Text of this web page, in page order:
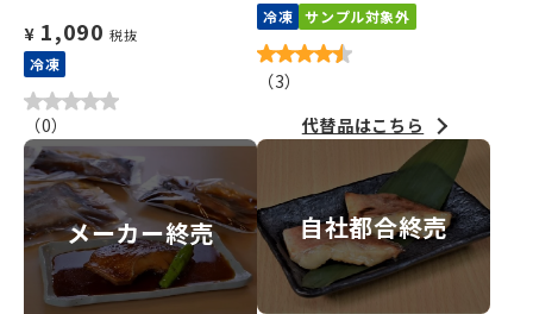
¥ 1,090 税抜
冷凍
（0）
冷凍 サンプル対象外
（3）
代替品はこちら
メーカー終売 自社都合終売